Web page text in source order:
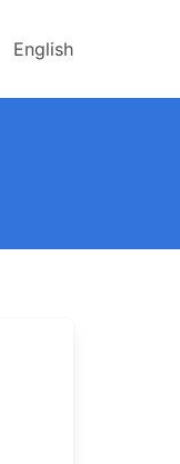
English